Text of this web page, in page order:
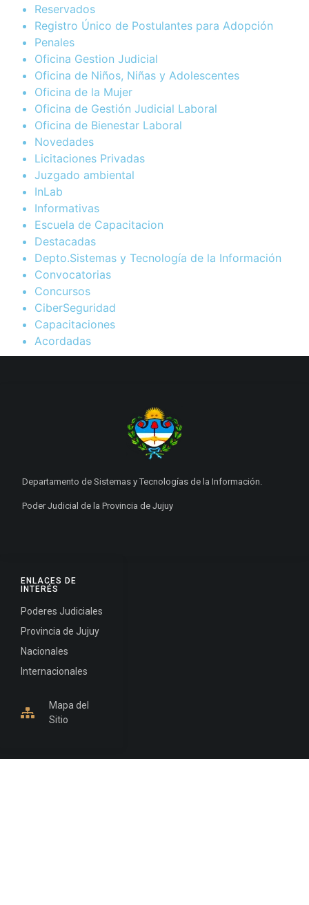
Reservados
Registro Único de Postulantes para Adopción
Penales
Oficina Gestion Judicial
Oficina de Niños, Niñas y Adolescentes
Oficina de la Mujer
Oficina de Gestión Judicial Laboral
Oficina de Bienestar Laboral
Novedades
Licitaciones Privadas
Juzgado ambiental
InLab
Informativas
Escuela de Capacitacion
Destacadas
Depto.Sistemas y Tecnología de la Información
Convocatorias
Concursos
CiberSeguridad
Capacitaciones
Acordadas
ENLACES DE
INTERÉS
Poderes Judiciales
Provincia de Jujuy
Nacionales
Internacionales
Mapa del
Sitio
Departamento de Sistemas y Tecnologías de la Información.
Poder Judicial de la Provincia de Jujuy